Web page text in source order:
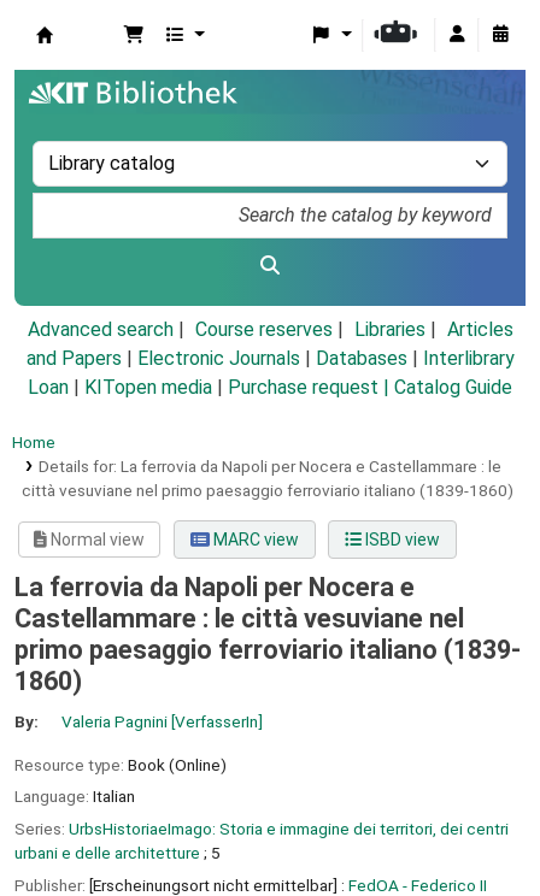
Advanced search Course reserves Libraries
Articles
and Papers
Electronic Journals Databases
Interlibrary
Loan
KITopen media Purchase request | Catalog Guide
Home
Details for: La ferrovia da Napoli per Nocera e Castellammare : le
città vesuviane nel primo paesaggio ferroviario italiano (1839-1860)
Normal view MARC view ISBD view
La ferrovia da Napoli per Nocera e
Castellammare : le città vesuviane nel
primo paesaggio ferroviario italiano (1839-
1860)
By: Valeria Pagnini[VerfasserIn]
Resource type: Book (Online)
Language: Italian
Series: UrbsHistoriaeImago: Storia e immagine dei territori, dei centri
urbani e delle architetture ; 5
Publisher: [Erscheinungsort nicht ermittelbar] : FedOA - Federico II